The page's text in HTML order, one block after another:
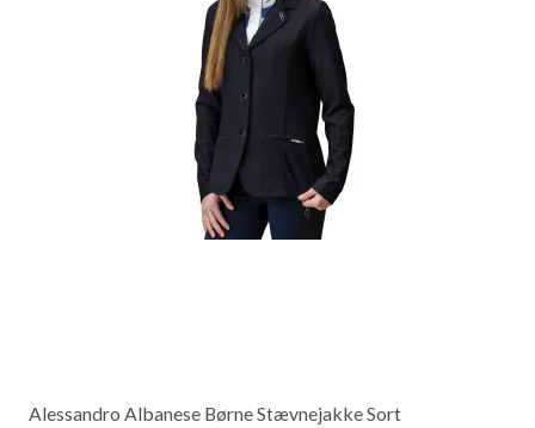
Alessandro Albanese Børne Stævnejakke Sort